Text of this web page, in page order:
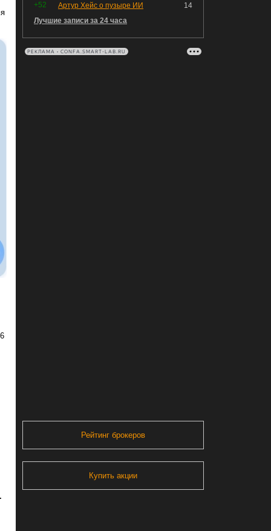
+52
14
Артур Хейс о пузыре ИИ
Лучшие записи за 24 часа
РЕКЛАМА • CONFA.SMART-LAB.RU
Рейтинг брокеров
Купить акции